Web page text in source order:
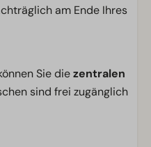
am Ende Ihres
Sie diezentralen
sind frei zugänglich